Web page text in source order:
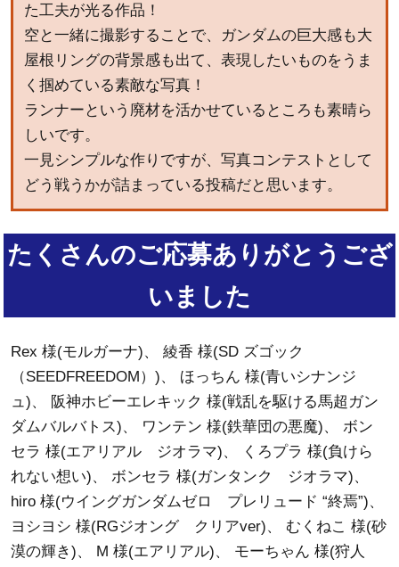
た工夫が光る作品！
空と一緒に撮影することで、ガンダムの巨大感も大
屋根リングの背景感も出て、表現したいものをうま
く掴めている素敵な写真！
ランナーという廃材を活かせているところも素晴ら
しいです。
一見シンプルな作りですが、写真コンテストとして
どう戦うかが詰まっている投稿だと思います。
たくさんのご応募ありがとうござ
いました
Rex 様(モルガーナ)、綾香 様(SD ズゴック
（SEEDFREEDOM）)、 ほっちん 様(青いシナンジ
ュ)、 阪神ホビーエレキック 様(戦乱を駆ける馬超ガン
ダムバルバトス)、 ワンテン 様(鉄華団の悪魔)、ボン
セラ 様(エアリアル ジオラマ)、
くろプラ 様(負けら
れない想い)、ボンセラ 様(ガンタンク ジオラマ)、
hiro 様(ウイングガンダムゼロ プレリュード “終焉”)、
ヨシヨシ 様(RGジオング クリアver)、 むくねこ 様(砂
漠の輝き)、 M 様(エアリアル)、 モーちゃん 様(狩人